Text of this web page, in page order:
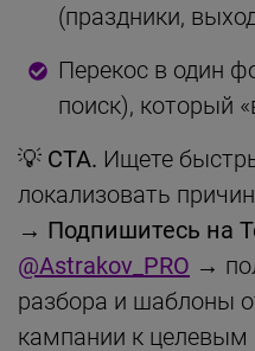
(праздники,
Перекос в один
поиск), который
💡 CTA. Ищете
локализовать
→ Подпишитесь на
@Astrakov_PRO →
разбора и шаблоны
кампании к целевым